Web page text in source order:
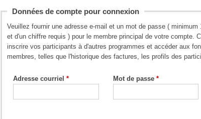
Données de compte pour connexion
Veuillez fournir une adresse e-mail et un mot de passe (
et d'un chiffre requis ) pour le membre principal de votre compte.
inscrire vos participants à d'autres programmes et accéder aux
membres, telles que l'historique des factures, les profils des
Adresse courriel Mot de passe